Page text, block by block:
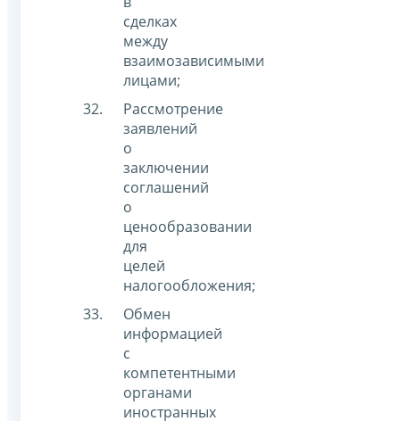
сделках
между
взаимозависимыми
лицами;
Рассмотрение
заявлений
о
заключении
соглашений
о
ценообразовании
для
целей
налогообложения;
Обмен
информацией
с
компетентными
органами
иностранных